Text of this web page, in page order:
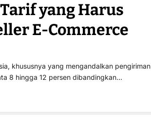
yang Harus
E-Commerce
khususnya yang mengandalkan pengiriman
8 hingga 12 persen dibandingkan…